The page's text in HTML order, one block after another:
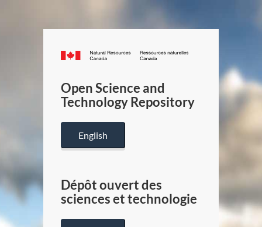
Canada.ca
/
Canada
Open Science and
Technology Repository
English
Dépôt ouvert des
sciences et technologie